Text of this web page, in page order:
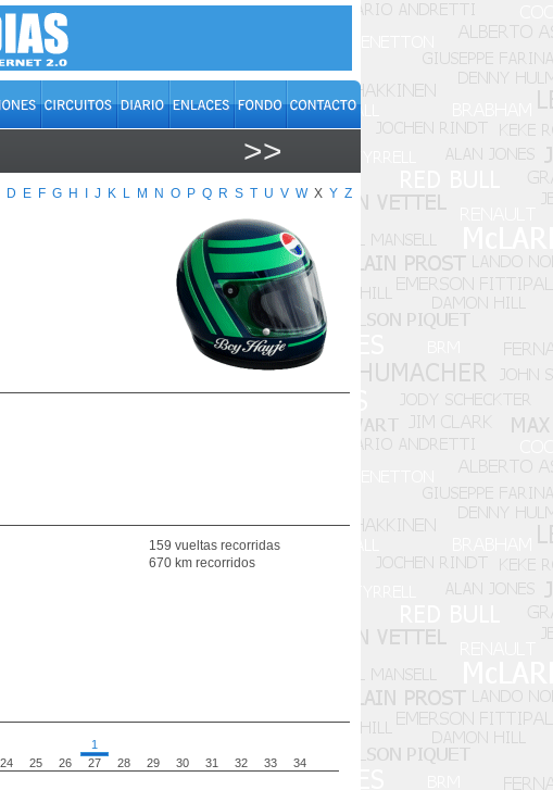
>>
D E F G H J K L M N O P Q R S T U V W X Y Z
159 vueltas recorridas
670 km recorridos
24 25 26
1
27
28 29 30 31 32 33 34